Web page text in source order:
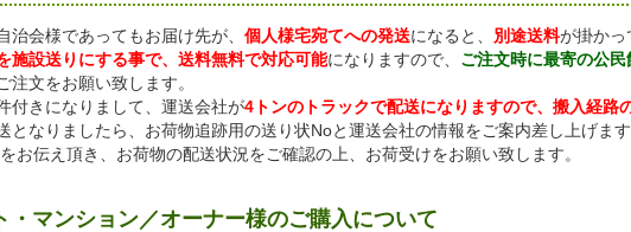
治会様であってもお届け先が、 個人様宅宛てへの発送になると、 別途送料が掛かっ
施設送りにする事で、送料無料で対応可能になりますので、 ご注文時に最寄の公
注文をお願い致します。
付きになりまして、運送会社が4トンのトラックで配送になりますので、搬入経路
となりましたら、お荷物追跡用の送り状Noと運送会社の情報をご案内差し上げま
お伝え頂き、お荷物の配送状況をご確認の上、お荷受けをお願い致します。
・マンション／オーナー様のご購入について